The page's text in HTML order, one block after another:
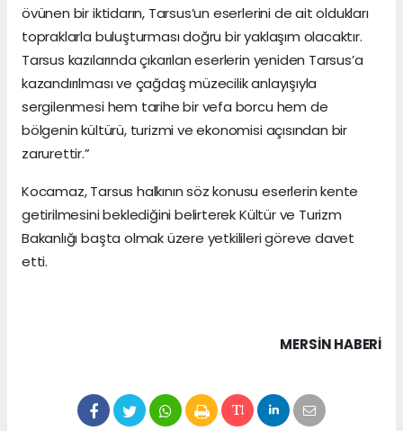
övünen bir iktidarın, Tarsus’un eserlerini de ait oldukları
topraklarla buluşturması doğru bir yaklaşım olacaktır.
Tarsus kazılarında çıkarılan eserlerin yeniden Tarsus’a
kazandırılması ve çağdaş müzecilik anlayışıyla
sergilenmesi hem tarihe bir vefa borcu hem de
bölgenin kültürü, turizmi ve ekonomisi açısından bir
zarurettir.”
Kocamaz, Tarsus halkının söz konusu eserlerin kente
getirilmesini beklediğini belirterek Kültür ve Turizm
Bakanlığı başta olmak üzere yetkilileri göreve davet
etti.
MERSIN HABERİ